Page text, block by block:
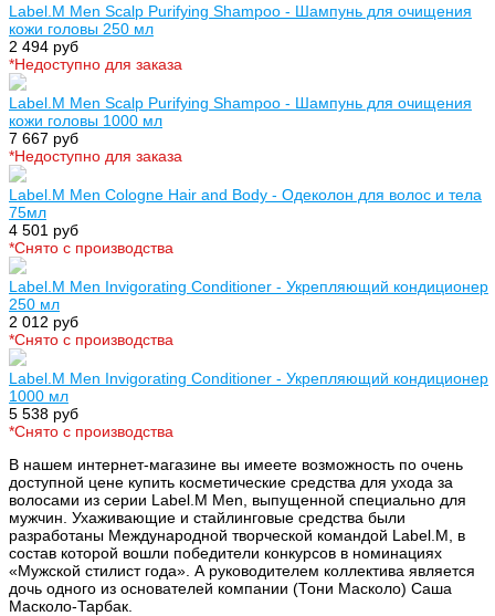
Label.M Men Scalp Purifying Shampoo - Шампунь для очищения
кожи головы 250 мл
2 494 руб
*Недоступно для заказа
Label.M Men Scalp Purifying Shampoo - Шампунь для очищения
кожи головы 1000 мл
7 667 руб
*Недоступно для заказа
Label.M Men Cologne Hair and Body - Одеколон для волос и тела
75мл
4 501 руб
*Cнято с производства
Label.M Men Invigorating Conditioner - Укрепляющий кондиционер
250 мл
2 012 руб
*Cнято с производства
Label.M Men Invigorating Conditioner - Укрепляющий кондиционер
1000 мл
5 538 руб
*Cнято с производства
В нашем интернет-магазине вы имеете возможность по очень
доступной цене купить косметические средства для ухода за
волосами из серии Label.M Men, выпущенной специально для
мужчин. Ухаживающие и стайлинговые средства были
разработаны Международной творческой командой Label.M, в
состав которой вошли победители конкурсов в номинациях
«Мужской стилист года». А руководителем коллектива является
дочь одного из основателей компании (Тони Масколо) Саша
Масколо-Тарбак.